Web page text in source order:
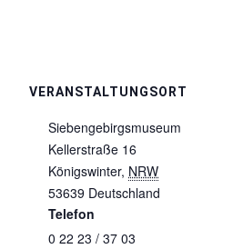
VERANSTALTUNGSORT
Siebengebirgsmuseum
Kellerstraße 16
Königswinter, NRW
53639 Deutschland
Telefon
0 22 23 / 37 03